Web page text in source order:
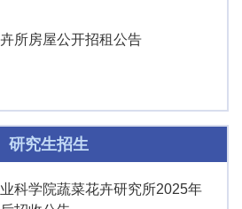
所房屋公开招租公告
研究生招生
科学院蔬菜花卉研究所2025年